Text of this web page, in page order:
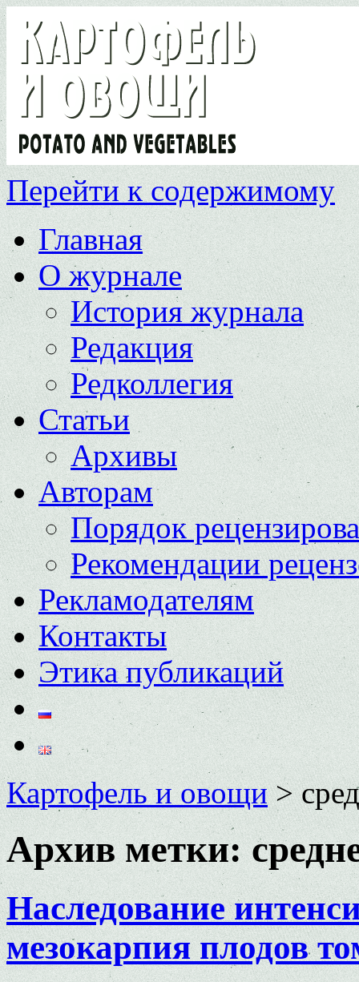
Перейти к содержимому
Главная
О журнале
История журнала
Редакция
Редколлегия
Статьи
Архивы
Авторам
Порядок
Рекомендации
Рекламодателям
Контакты
Этика публикаций
Картофель и овощи>
Архив метки:
Наследование
мезокарпия плодов